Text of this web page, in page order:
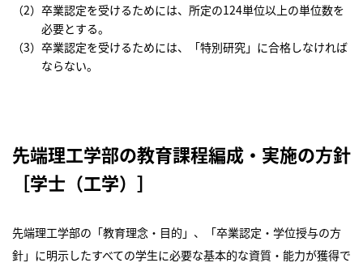
卒業認定を受けるためには、所定の124単位以上の単位数を
必要とする。
卒業認定を受けるためには、「特別研究」に合格しなければ
ならない。
先端理工学部の教育課程編成・実施の方針
［学士（工学）］
先端理工学部の「教育理念・目的」、「卒業認定・学位授与の方
針」に明示したすべての学生に必要な基本的な資質・能力が獲得で